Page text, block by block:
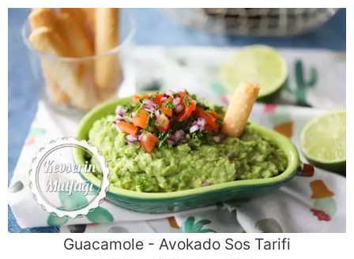
Guacamole - Avokado Sos Tarifi